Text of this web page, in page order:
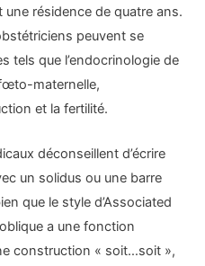
une résidence de quatre ans.
peuvent se
tels que l’endocrinologie de
maternelle,
et la fertilité.
déconseillent d’écrire
un solidus ou une barre
que le style d’Associated
a une fonction
construction « soit…soit »,